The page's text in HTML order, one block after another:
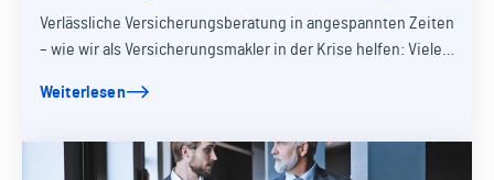
wissen sollten
Verlässliche Versicherungsberatung in angespannten Zeiten
– wie wir als Versicherungsmakler in der Krise helfen: Viele
Weiterlesen